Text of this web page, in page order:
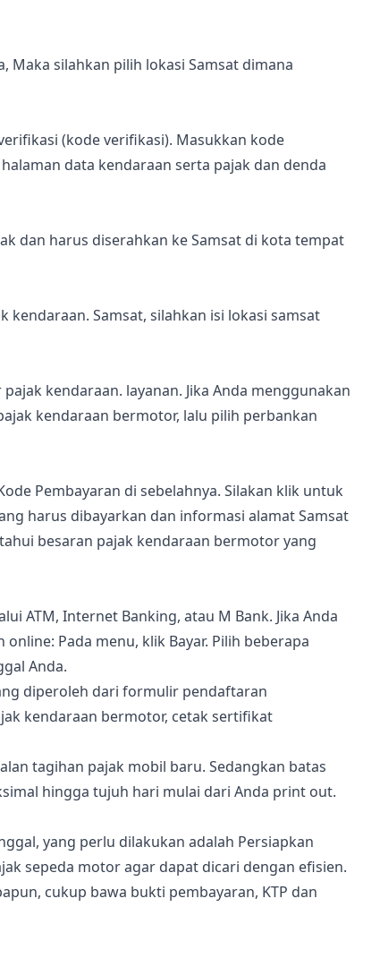
Maka silahkan pilih lokasi Samsat dimana
(kode verifikasi). Masukkan kode
data kendaraan serta pajak dan denda
dan harus diserahkan ke Samsat di kota tempat
Samsat, silahkan isi lokasi samsat
kendaraan. layanan. Jika Anda menggunakan
kendaraan bermotor, lalu pilih perbankan
Pembayaran di sebelahnya. Silakan klik untuk
harus dibayarkan dan informasi alamat Samsat
besaran pajak kendaraan bermotor yang
ATM, Internet Banking, atau M Bank. Jika Anda
Pada menu, klik Bayar. Pilih beberapa
Anda.
diperoleh dari formulir pendaftaran
kendaraan bermotor, cetak sertifikat
tagihan pajak mobil baru. Sedangkan batas
hingga tujuh hari mulai dari Anda print out.
yang perlu dilakukan adalah Persiapkan
sepeda motor agar dapat dicari dengan efisien.
cukup bawa bukti pembayaran, KTP dan